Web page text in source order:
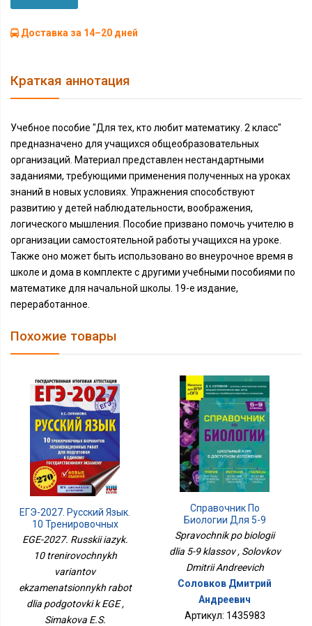
Доставка за 14–20 дней
Краткая аннотация
Учебное пособие "Для тех, кто любит математику. 2 класс"
предназначено для учащихся общеобразовательных
организаций. Материал представлен нестандартными
заданиями, требующими применения полученных на уроках
знаний в новых условиях. Упражнения способствуют
развитию у детей наблюдательности, воображения,
логического мышления. Пособие призвано помочь учителю в
организации самостоятельной работы учащихся на уроке.
Также оно может быть использовано во внеурочное время в
школе и дома в комплекте с другими учебными пособиями по
математике для начальной школы. 19-е издание,
переработанное.
Похожие товары
ЕГЭ-2027. Русский Язык.
10 Тренировочных
Вариантов
Экзаменационных
Работ Для Подготовки К
ЕГЭ
EGE-2027. Russkii iazyk.
10 trenirovochnykh
variantov
ekzamenatsionnykh rabot
dlia podgotovki k EGE ,
Simakova E.S.
Справочник По
Биологии Для 5-9
Классов
Spravochnik po biologii
dlia 5-9 klassov , Solovkov
Dmitrii Andreevich
Соловков Дмитрий
Андреевич
Артикул: 1435983